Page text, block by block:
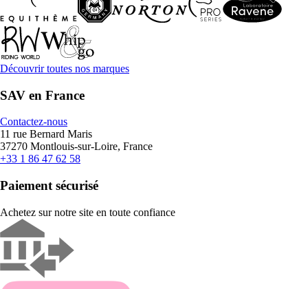
Découvrir toutes nos marques
SAV en France
Contactez-nous
11 rue Bernard Maris
37270 Montlouis-sur-Loire, France
+33 1 86 47 62 58
Paiement sécurisé
Achetez sur notre site en toute confiance